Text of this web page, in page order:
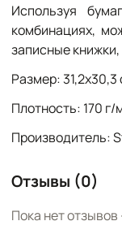
Используя
комбинациях,
записные
Размер: 31,2х30,3
Плотность: 170 г/
Производитель:
Отзывы (0)
Пока нет